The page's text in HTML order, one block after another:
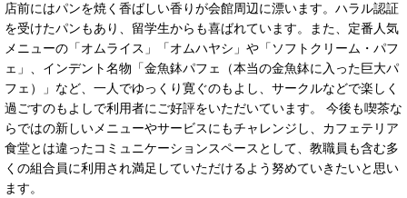
店前にはパンを焼く香ばしい香りが会館周辺に漂います。ハラル認証
を受けたパンもあり、留学生からも喜ばれています。また、定番人気
メニューの「オムライス」「オムハヤシ」や「ソフトクリーム・パフ
ェ」、インデント名物「金魚鉢パフェ（本当の金魚鉢に入った巨大パ
フェ）」など、一人でゆっくり寛ぐのもよし、サークルなどで楽しく
過ごすのもよしで利用者にご好評をいただいています。 今後も喫茶な
らではの新しいメニューやサービスにもチャレンジし、カフェテリア
食堂とは違ったコミュニケーションスペースとして、教職員も含む多
くの組合員に利用され満足していただけるよう努めていきたいと思い
ます。